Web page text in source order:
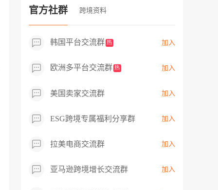
取机会，卖家成功上架市场热卖而平台稀
缺产品，拓展了西班牙新商机！
官方社群 跨境资料
韩国平台交流群 热 加入
欧洲多平台交流群 热 加入
美国卖家交流群 加入
ESG跨境专属福利分享群 加入
拉美电商交流群 加入
亚马逊跨境增长交流群 加入